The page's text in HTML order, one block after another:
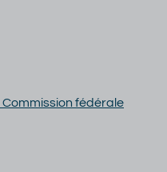
fédérale